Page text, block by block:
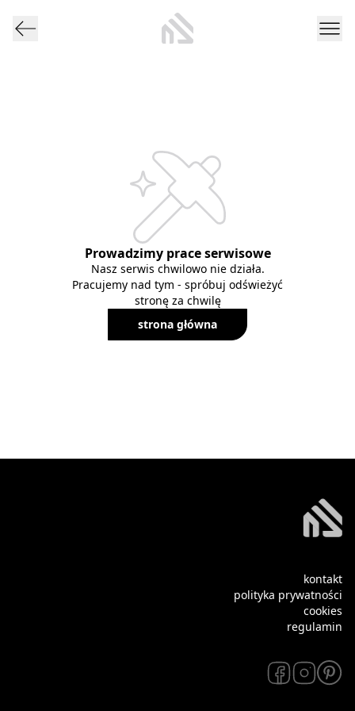
Prowadzimy prace serwisowe
Nasz serwis chwilowo nie działa.
Pracujemy nad tym - spróbuj odświeżyć
stronę za chwilę
strona główna
kontakt
polityka prywatności
cookies
regulamin